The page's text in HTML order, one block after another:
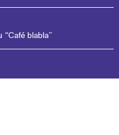
“Café blabla”